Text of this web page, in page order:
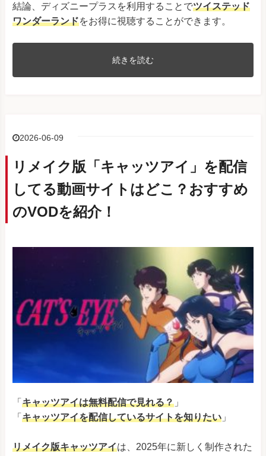
結論、ディズニープラスを利用することでツイステッド
ワンダーランドをお得に視聴することができます。
続きを読む
2026-06-09
リメイク版「キャッツアイ」を配信
してる動画サイトはどこ？おすすめ
のVODを紹介！
「 キャッツアイは無料配信で見れる？ 」
「 キャッツアイを配信しているサイトを知りたい 」
リメイク版キャッツアイは、2025年に新しく制作された